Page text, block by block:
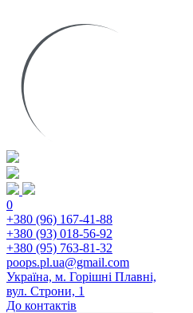
0
+380 (96) 167-41-88
+380 (93) 018-56-92
+380 (95) 763-81-32
poops.pl.ua@gmail.com
Україна, м. Горішні Плавні,
вул. Строни, 1
До контактів